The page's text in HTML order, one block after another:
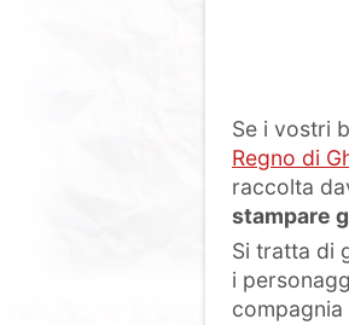
Se i vostri
Regno di
raccolta
stampare
Si tratta di
i